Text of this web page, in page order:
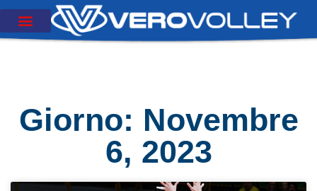
Giorno: Novembre
6, 2023